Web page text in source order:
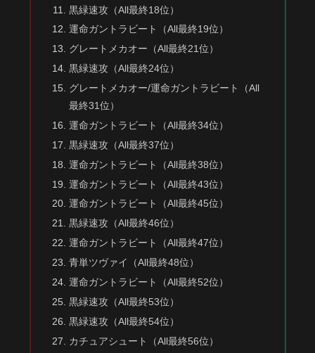
黒緑速攻（All最終18位）
運命ガントラビート（All最終19位）
グレートメカオー（All最終21位）
黒緑速攻（All最終24位）
グレートメカオー/運命ガントラビート（All
最終31位）
運命ガントラビート（All最終34位）
黒緑速攻（All最終37位）
運命ガントラビート（All最終38位）
運命ガントラビート（All最終43位）
運命ガントラビート（All最終45位）
黒緑速攻（All最終46位）
運命ガントラビート（All最終47位）
青単ツヴァイ（All最終48位）
運命ガントラビート（All最終52位）
黒緑速攻（All最終53位）
黒緑速攻（All最終54位）
カチュアシュート（All最終56位）